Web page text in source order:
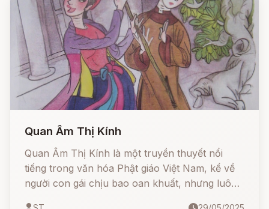
Quan Âm Thị Kính
Quan Âm Thị Kính là một truyền thuyết nổi
tiếng trong văn hóa Phật giáo Việt Nam, kể về
người con gái chịu bao oan khuất, nhưng luôn